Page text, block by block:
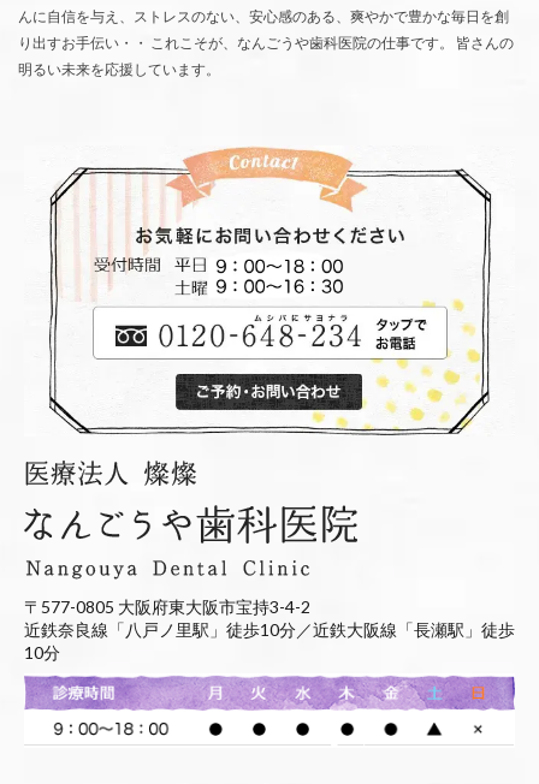
んに自信を与え、ストレスのない、安心感のある、爽やかで豊かな毎日を創
り出すお手伝い・・ これこそが、なんごうや歯科医院の仕事です。 皆さんの
明るい未来を応援しています。
〒577-0805 大阪府東大阪市宝持3-4-2
近鉄奈良線「八戸ノ里駅」徒歩10分／近鉄大阪線「長瀬駅」徒歩
10分